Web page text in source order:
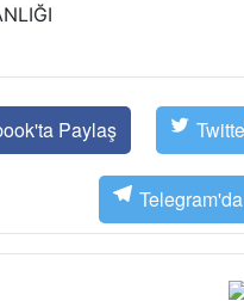
Paylaş